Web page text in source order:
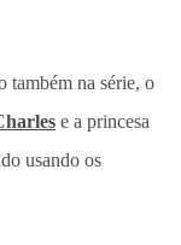
também na série, o
e a princesa
usando os